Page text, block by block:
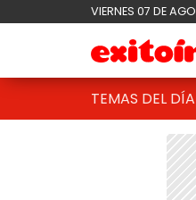
VIERNES 07 DE
TEMAS DEL DÍA